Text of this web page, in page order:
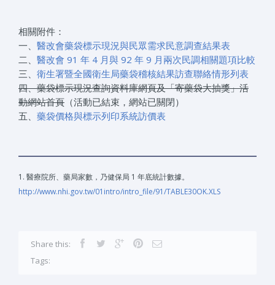
相關附件：
一、 醫改會藥袋標示現況與民眾需求民意調查結果表
二、 醫改會 91 年 4 月與 92 年 9 月兩次民調相關題項比較
三、 衛生署暨全國衛生局藥袋稽核結果訪查聯絡情形列表
四、藥袋標示現況查詢資料庫網頁及「寄藥袋大抽獎」活
動網站首頁 （活動已結束，網站已關閉）
五、 藥袋價格與標示列印系統訪價表
1. 醫療院所、藥局家數，乃健保局 1 年底統計數據。
http://www.nhi.gov.tw/01intro/intro_file/91/TABLE30OK.XLS
Share this:
Tags: